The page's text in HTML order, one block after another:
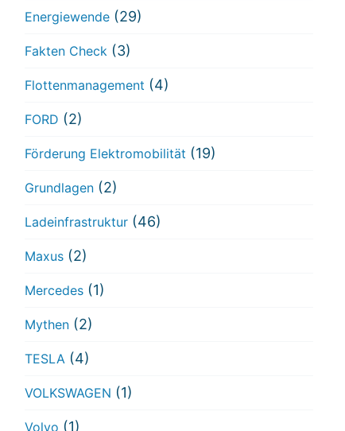
Energiewende(29)
Fakten Check (3)
Flottenmanagement (4)
FORD (2)
Förderung Elektromobilität (19)
Grundlagen(2)
Ladeinfrastruktur(46)
Maxus(2)
Mercedes(1)
Mythen(2)
TESLA (4)
VOLKSWAGEN (1)
Volvo (1)